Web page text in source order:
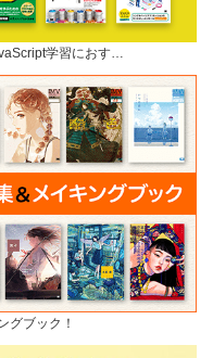
学習におす…
グブック！